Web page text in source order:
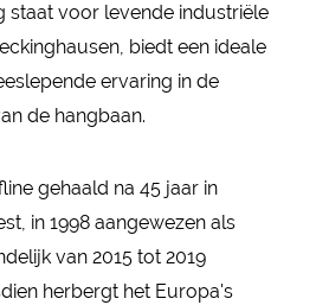
staat voor levende industriële
biedt een ideale
ervaring in de
de hangbaan.
gehaald na 45 jaar in
in 1998 aangewezen als
van 2015 tot 2019
herbergt het Europa's